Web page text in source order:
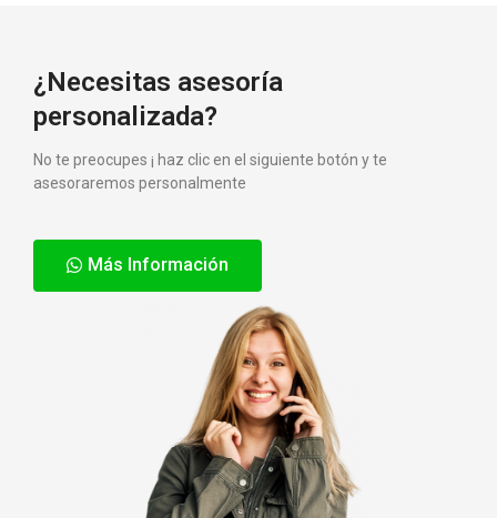
¿Necesitas asesoría
personalizada?
No te preocupes ¡ haz clic en el siguiente botón y te
asesoraremos personalmente
Más Información